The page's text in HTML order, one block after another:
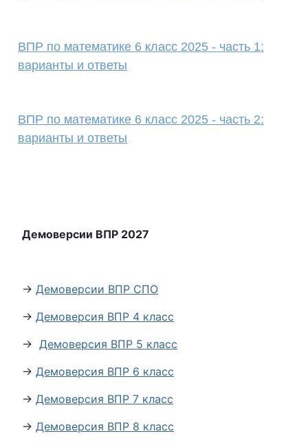
ВПР по математике 6 класс 2025 - часть 1:
варианты и ответы
ВПР по математике 6 класс 2025 - часть 2:
варианты и ответы
Демоверсии ВПР 2027
→ Демоверсии ВПР СПО
→ Демоверсия ВПР 4 класс
→ Демоверсия ВПР 5 класс
→ Демоверсия ВПР 6 класс
→ Демоверсия ВПР 7 класс
→ Демоверсия ВПР 8 класс